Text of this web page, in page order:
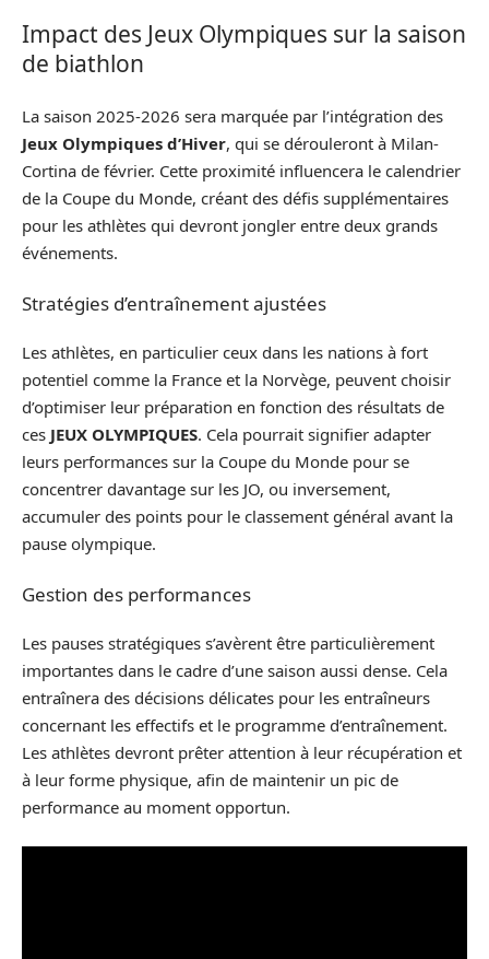
Impact des Jeux Olympiques sur la saison
de biathlon
La saison 2025-2026 sera marquée par l’intégration des
Jeux Olympiques d’Hiver, qui se dérouleront à Milan-
Cortina de février. Cette proximité influencera le calendrier
de la Coupe du Monde, créant des défis supplémentaires
pour les athlètes qui devront jongler entre deux grands
événements.
Stratégies d’entraînement ajustées
Les athlètes, en particulier ceux dans les nations à fort
potentiel comme la France et la Norvège, peuvent choisir
d’optimiser leur préparation en fonction des résultats de
ces JEUX OLYMPIQUES. Cela pourrait signifier adapter
leurs performances sur la Coupe du Monde pour se
concentrer davantage sur les JO, ou inversement,
accumuler des points pour le classement général avant la
pause olympique.
Gestion des performances
Les pauses stratégiques s’avèrent être particulièrement
importantes dans le cadre d’une saison aussi dense. Cela
entraînera des décisions délicates pour les entraîneurs
concernant les effectifs et le programme d’entraînement.
Les athlètes devront prêter attention à leur récupération et
à leur forme physique, afin de maintenir un pic de
performance au moment opportun.